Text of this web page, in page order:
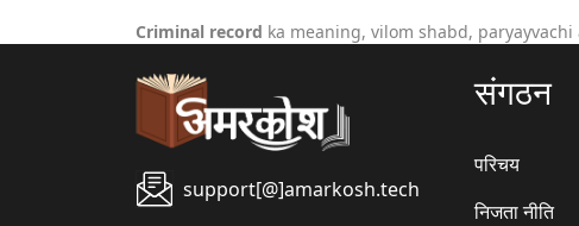
Criminal record ka meaning, vilom shabd,
support[@]amarkosh.tech
संगठन
परिचय
निजता नीति